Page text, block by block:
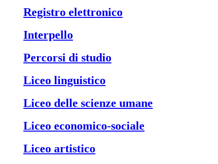
registro elettronico
interpello
percorsi di studio
liceo linguistico
liceo delle scienze umane
liceo economico-sociale
liceo artistico